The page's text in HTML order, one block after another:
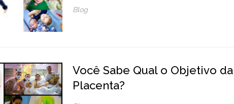
Blog
Você Sabe Qual o Objetivo da
Placenta?